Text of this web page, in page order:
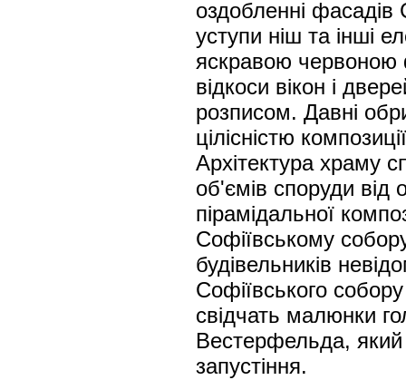
оздобленні фасадів
уступи ніш та інші
яскравою червоною
відкоси вікон і
розписом. Давні
цілісністю
Архітектура храму
об'ємів споруди від
пірамідальної
Софіївському
будівельників
Софіївського
свідчать малюнки
Вестерфельда, який
запустіння.